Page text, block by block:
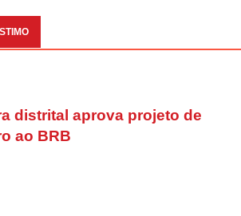
distrital aprova projeto de
ao BRB